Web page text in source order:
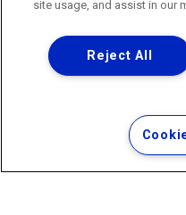
·http://
Uma empresa
Copyright
Termos Gerais de
Política de
site usage, and assist in our
Reject All